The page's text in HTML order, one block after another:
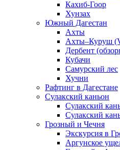
Кахиб-Гоор
Хунзах
Южный Дагестан
Ахты
Ахты–Куруш
Дербент
Кубачи
Самурский лес
Хучни
Рафтинг в Дагестане
Сулакский каньон
Сулакский
Сулакский
Грозный и Чечня
Экскурсия в
Аргунское